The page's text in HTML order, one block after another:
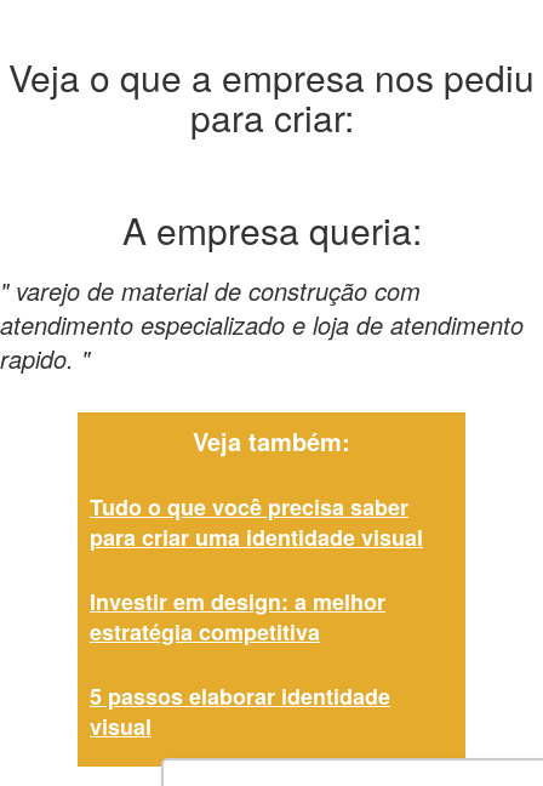
Veja o que a empresa nos pediu
para criar:
A empresa queria:
" varejo de material de construção com
atendimento especializado e loja de atendimento
rapido. "
Veja também:
Tudo o que você precisa saber
para criar uma identidade visual
Investir em design: a melhor
estratégia competitiva
5 passos elaborar identidade
visual